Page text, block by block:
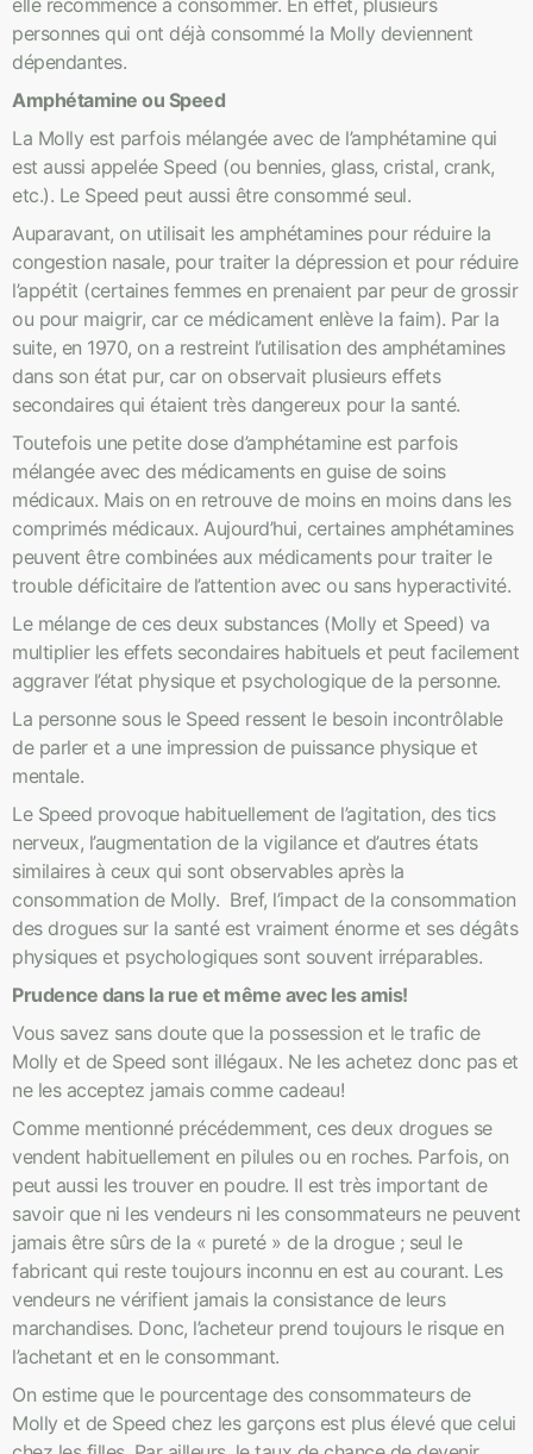
elle recommence à consommer. En effet, plusieurs
personnes qui ont déjà consommé la Molly deviennent
dépendantes.
Amphétamine ou Speed
La Molly est parfois mélangée avec de l’amphétamine qui
est aussi appelée Speed (ou bennies, glass, cristal, crank,
etc.). Le Speed peut aussi être consommé seul.
Auparavant, on utilisait les amphétamines pour réduire la
congestion nasale, pour traiter la dépression et pour réduire
l’appétit (certaines femmes en prenaient par peur de grossir
ou pour maigrir, car ce médicament enlève la faim). Par la
suite, en 1970, on a restreint l’utilisation des amphétamines
dans son état pur, car on observait plusieurs effets
secondaires qui étaient très dangereux pour la santé.
Toutefois une petite dose d’amphétamine est parfois
mélangée avec des médicaments en guise de soins
médicaux. Mais on en retrouve de moins en moins dans les
comprimés médicaux. Aujourd’hui, certaines amphétamines
peuvent être combinées aux médicaments pour traiter le
trouble déficitaire de l’attention avec ou sans hyperactivité.
Le mélange de ces deux substances (Molly et Speed) va
multiplier les effets secondaires habituels et peut facilement
aggraver l’état physique et psychologique de la personne.
La personne sous le Speed ressent le besoin incontrôlable
de parler et a une impression de puissance physique et
mentale.
Le Speed provoque habituellement de l’agitation, des tics
nerveux, l’augmentation de la vigilance et d’autres états
similaires à ceux qui sont observables après la
consommation de Molly. Bref, l’impact de la consommation
des drogues sur la santé est vraiment énorme et ses dégâts
physiques et psychologiques sont souvent irréparables.
Prudence dans la rue et même avec les amis!
Vous savez sans doute que la possession et le trafic de
Molly et de Speed sont illégaux. Ne les achetez donc pas et
ne les acceptez jamais comme cadeau!
Comme mentionné précédemment, ces deux drogues se
vendent habituellement en pilules ou en roches. Parfois, on
peut aussi les trouver en poudre. Il est très important de
savoir que ni les vendeurs ni les consommateurs ne peuvent
jamais être sûrs de la « pureté » de la drogue ; seul le
fabricant qui reste toujours inconnu en est au courant. Les
vendeurs ne vérifient jamais la consistance de leurs
marchandises. Donc, l’acheteur prend toujours le risque en
l’achetant et en le consommant.
On estime que le pourcentage des consommateurs de
Molly et de Speed chez les garçons est plus élevé que celui